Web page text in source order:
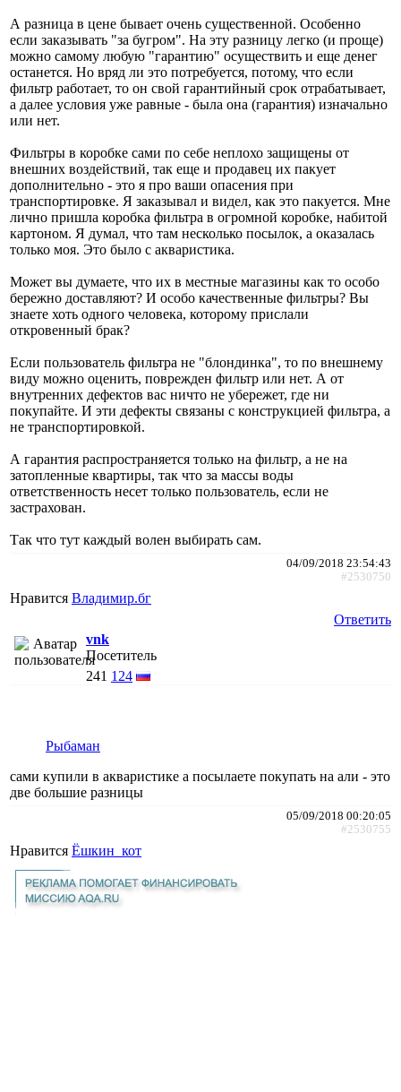
А разница в цене бывает очень существенной. Особенно
если заказывать "за бугром". На эту разницу легко (и проще)
можно самому любую "гарантию" осуществить и еще денег
останется. Но вряд ли это потребуется, потому, что если
фильтр работает, то он свой гарантийный срок отрабатывает,
а далее условия уже равные - была она (гарантия) изначально
или нет.
Фильтры в коробке сами по себе неплохо защищены от
внешних воздействий, так еще и продавец их пакует
дополнительно - это я про ваши опасения при
транспортировке. Я заказывал и видел, как это пакуется. Мне
лично пришла коробка фильтра в огромной коробке, набитой
картоном. Я думал, что там несколько посылок, а оказалась
только моя. Это было с акваристика.
Может вы думаете, что их в местные магазины как то особо
бережно доставляют? И особо качественные фильтры? Вы
знаете хоть одного человека, которому прислали
откровенный брак?
Если пользователь фильтра не "блондинка", то по внешнему
виду можно оценить, поврежден фильтр или нет. А от
внутренних дефектов вас ничто не убережет, где ни
покупайте. И эти дефекты связаны с конструкцией фильтра, а
не транспортировкой.
А гарантия распространяется только на фильтр, а не на
затопленные квартиры, так что за массы воды
ответственность несет только пользователь, если не
застрахован.
Так что тут каждый волен выбирать сам.
04/09/2018 23:54:43
#2530750
Нравится Владимир.бг
Ответить
vnk
Посетитель
241 124
Рыбаман
сами купили в акваристике а посылаете покупать на али - это
две большие разницы
05/09/2018 00:20:05
#2530755
Нравится Ёшкин_кот